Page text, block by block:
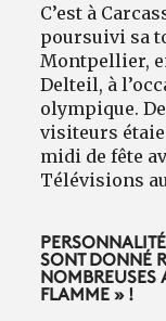
C’est à
poursuivi sa
Montpellier,
Delteil, à
olympique.
visiteurs
midi de fête
Télévisions
SONT DONNÉ
NOMBREUSES
FLAMME » !